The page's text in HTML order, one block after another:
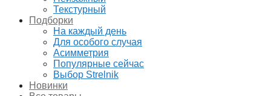
Текстурный
Подборки
На каждый день
Для особого случая
Асимметрия
Популярные сейчас
Выбор Strelnik
Новинки